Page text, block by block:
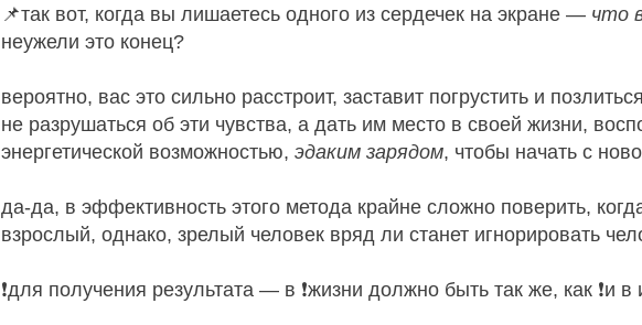
📌так вот, когда вы лишаетесь одного из сердечек на экране — что
неужели это конец?
вероятно, вас это сильно расстроит, заставит погрустить и
не разрушаться об эти чувства, а дать им место в своей жизни,
энергетической возможностью, эдаким зарядом, чтобы начать с
да-да, в эффективность этого метода крайне сложно поверить,
взрослый, однако, зрелый человек вряд ли станет игнорировать
❗для получения результата — в ❗жизни должно быть так же, как ❗и в